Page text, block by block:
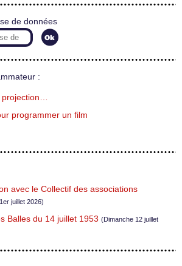
de données
:
programmer un film
avec le Collectif des associations
juillet 2026)
Balles du 14 juillet 1953 (Dimanche 12 juillet